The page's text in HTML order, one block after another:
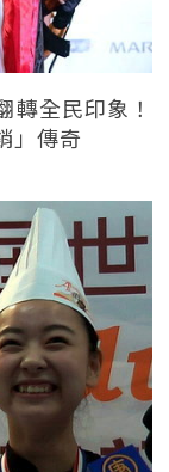
轉全民印象！
」傳奇